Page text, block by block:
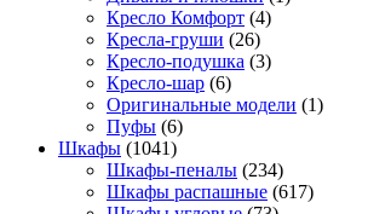
Кресло Комфорт (4)
Кресла-груши (26)
Кресло-подушка (3)
Кресло-шар (6)
Оригинальные модели (1)
Пуфы (6)
Шкафы (1041)
Шкафы-пеналы (234)
Шкафы распашные (617)